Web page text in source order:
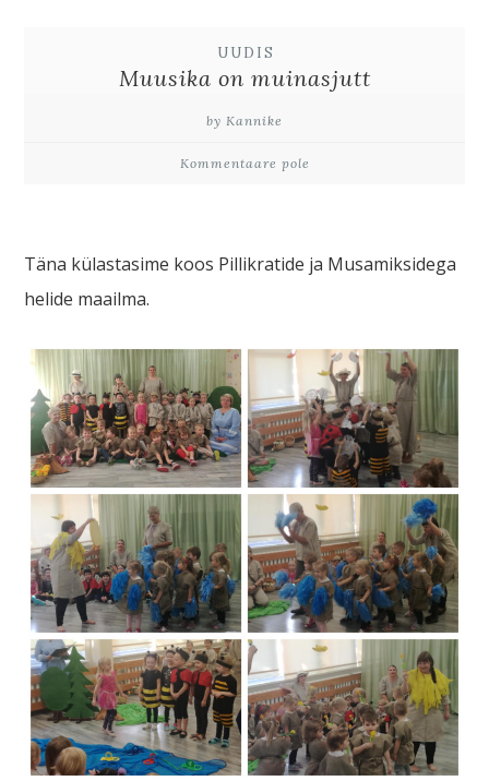
UUDIS
Muusika on muinasjutt
by Kannike
Kommentaare pole
Täna külastasime koos Pillikratide ja Musamiksidega
helide maailma.